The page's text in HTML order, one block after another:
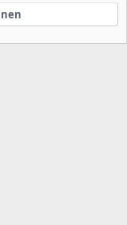
Ltd.